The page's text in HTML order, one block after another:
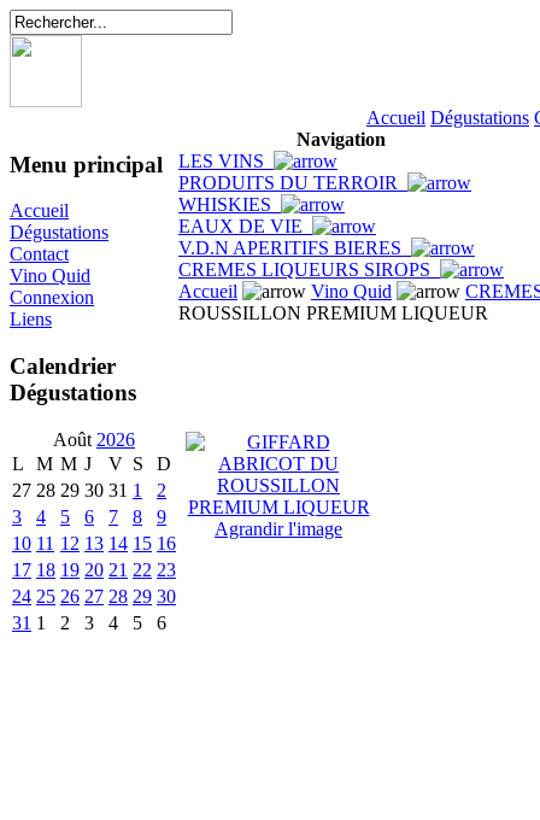
Accueil Dégustations
Menu principal
Accueil
Dégustations
Contact
Vino Quid
Connexion
Liens
Calendrier
Dégustations
Août 2026
L
M M J V S
D
27 28 29 30 31 1
2
3
4 5 6 7 8
9
10 11 12 13 14 15 16
17 18 19 20 21 22 23
24 25 26 27 28 29 30
31 1 2 3 4 5 6
Navigation
LES VINS
PRODUITS DU TERROIR
WHISKIES
EAUX DE VIE
V.D.N APERITIFS BIERES
CREMES LIQUEURS SIROPS
Accueil
Vino Quid
ROUSSILLON PREMIUM LIQUEUR
Agrandir l'image